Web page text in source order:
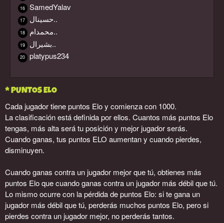
16 SamedYalav
17 حسينال..
18 محمدام..
19 بشيرال..
20 platypus234
* PUNTOS ELO
Cada jugador tiene puntos Elo y comienza con 1000.
La clasificación está definida por ellos. Cuantos más puntos Elo
tengas, más alta será tu posición y mejor jugador serás.
Cuando ganas, tus puntos ELO aumentan y cuando pierdes,
disminuyen.
Cuando ganas contra un jugador mejor que tú, obtienes más
puntos Elo que cuando ganas contra un jugador más débil que tú.
Lo mismo ocurre con la pérdida de puntos Elo: si te gana un
jugador más débil que tú, perderás muchos puntos Elo, pero si
pierdes contra un jugador mejor, no perderás tantos.